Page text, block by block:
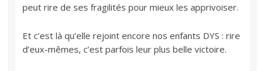
peut rire de ses fragilités pour mieux les apprivoiser.
Et c’est là qu’elle rejoint encore nos enfants DYS : rire
d’eux-mêmes, c’est parfois leur plus belle victoire.